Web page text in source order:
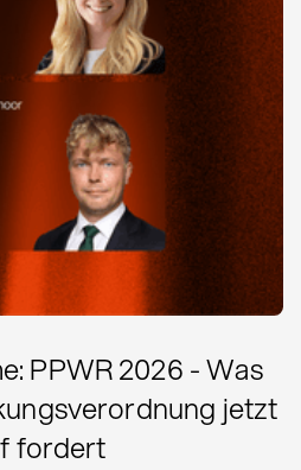
PPWR 2026 - Was
jetzt
fordert